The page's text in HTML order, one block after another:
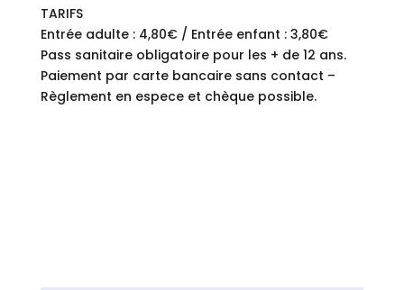
TARIFS
Entrée adulte : 4,80€ / Entrée enfant : 3,80€
Pass sanitaire obligatoire pour les + de 12 ans.
Paiement par carte bancaire sans contact –
Règlement en espece et chèque possible.